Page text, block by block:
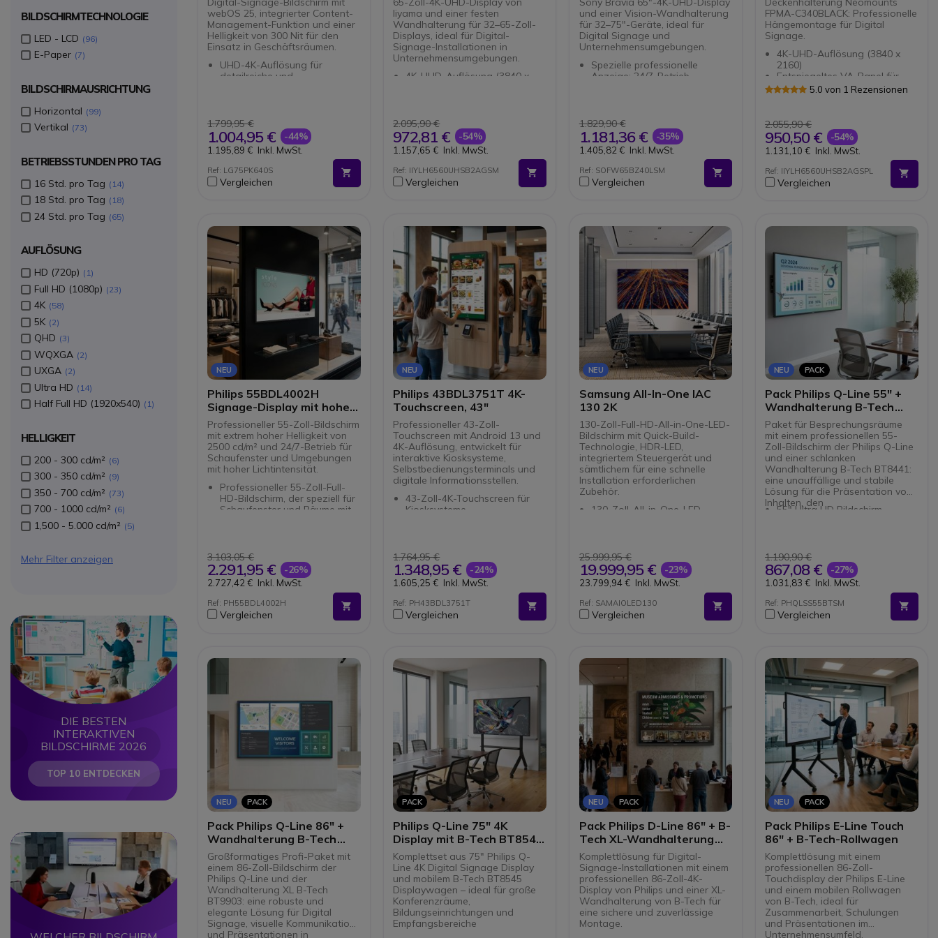
webOS 25, integrierter Content-
Management-Funktion und einer
Helligkeit von 300 Nit für den
Einsatz in Geschäftsräumen.
UHD-4K-Auflösung für
detailreiche und
Benutzeroberfläche
Integrierte Inhaltsverwaltung
ohne externen PC
Helligkeit von 300 nit ideal für
kontrollierte Innenräume
Schlankes Design für elegante
und platzsparende
Inhaltsverwaltung
1.799,95 €
1.004,95 € -44%
1.195,89 € Inkl. MwSt.
Ref: LG75PK640S
Vergleichen
Iiyama und einer festen
Wandhalterung für 32–65-Zoll-
Displays, ideal für Digital-
Signage-Installationen in
Unternehmensumgebungen.
4K-UHD-Auflösung (3840 x
Android 11 OS und iiSignage²
integriert
Kompatibilität: Bildschirme von
32 bis 75 Zoll
Maximale Traglast: 100 kg
Halterungstyp: fest
2.095,90 €
972,81 € -54%
1.157,65 € Inkl. MwSt.
Ref: IIYLH6560UHSB2AGSM
Vergleichen
und einer Vision-Wandhalterung
für 32–75"-Geräte, ideal für
Digital Signage und
Unternehmensumgebungen.
Spezielle professionelle
Anzeige: 24/7-Betrieb
detaillierte Bilder
Kompatibilität: Bildschirme von
32 bis 75 Zoll
Maximale Traglast: 100 kg
Halterungstyp: fest
1.829,90 €
1.181,36 € -35%
1.405,82 € Inkl. MwSt.
Ref: SOFW65BZ40LSM
Vergleichen
C340BLACK
FPMA-C340BLACK: Professionelle
Hängemontage für Digital
Signage.
4K-UHD-Auflösung (3840 x
2160)
Entspiegeltes VA-Panel für
maximale Klarheit
Voll bewegliche
Deckenhalterung für 32-75"
Bildschirme
Maximale Belastbarkeit: 50 kg
Flexibel einstellbar mit 25°
Neigung, 360° Drehung, 6°
Rotation
5.0 von 1 Rezensionen
2.055,90 €
950,50 € -54%
1.131,10 € Inkl. MwSt.
Ref: IIYLH6560UHSB2AGSPL
Vergleichen
NEU
Philips 55BDL4002H
Signage-Display mit hoher
Helligkeit (2500 nits)
Professioneller 55-Zoll-Bildschirm
mit extrem hoher Helligkeit von
2500 cd/m² und 24/7-Betrieb für
Schaufenster und Umgebungen
mit hoher Lichtintensität.
Professioneller 55-Zoll-Full-
HD-Bildschirm, der speziell für
Schaufenster und Räume mit
Ultrahohe Helligkeit von 2500
cd/m² für hervorragende
Sichtbarkeit auch bei starker
Lichteinstrahlung.
Dauerbetrieb rund um die Uhr
für anspruchsvolle Digital-
Signage-Anwendungen.
Umgebungslichtsensor zur
automatischen Anpassung der
Bildschirmhelligkeit.
Integrierter OPS-Steckplatz
zum Einbau eines PCs oder
Android-Moduls ohne
DisplayPort-, LAN- und RS232-
Anschlüssen.
3.103,05 €
2.291,95 € -26%
2.727,42 € Inkl. MwSt.
Ref: PH55BDL4002H
Vergleichen
NEU
Philips 43BDL3751T 4K-
Touchscreen, 43"
Professioneller 43-Zoll-
Touchscreen mit Android 13 und
4K-Auflösung, entwickelt für
interaktive Kiosksysteme,
Selbstbedienungsterminals und
digitale Informationsstellen.
43-Zoll-4K-Touchscreen für
Kiosksysteme,
simultanen Berührungspunkten
für eine flüssige Interaktion.
Integriertes Android 13 zum
Ausführen von Anwendungen
ohne externen Mediaplayer.
24/7-Betrieb – entwickelt für
professionelle Umgebungen
Innenräumen.
Wi-Fi 6 und Bluetooth 5.2 mit
USB-C-, HDMI-, DisplayPort-,
LAN- und OPS-Anschlüssen.
Kompatibel mit PPDS Wave für
Fernverwaltung,
-überwachung und -wartung.
1.764,95 €
1.348,95 € -24%
1.605,25 € Inkl. MwSt.
Ref: PH43BDL3751T
Vergleichen
NEU
Samsung All-In-One IAC
130 2K
130-Zoll-Full-HD-All-in-One-LED-
Bildschirm mit Quick-Build-
Technologie, HDR-LED,
integriertem Steuergerät und
sämtlichem für eine schnelle
Installation erforderlichen
Zubehör.
130-Zoll-All-in-One-LED-
Auditorien.
Quick-Build-Installation, mit
der die Montage in etwa zwei
Stunden abgeschlossen
werden kann.
HDR-LED und Dynamic
Peaking zur Verbesserung von
komplexe Konfigurationen
Inbetriebnahme beschleunigt.
Lieferumfang: serienmäßig mit
Wandhalterungen,
Lautsprechern und
Zierrahmen.
Multiscreen-Anschluss zur
Kombination mehrerer
Bildschirme in großen
Besprechungsräumen.
25.999,95 €
19.999,95 € -23%
23.799,94 € Inkl. MwSt.
Ref: SAMAIOLED130
Vergleichen
NEU PACK
Pack Philips Q-Line 55" +
Wandhalterung B-Tech
BT8441
Paket für Besprechungsräume
mit einem professionellen 55-
Zoll-Bildschirm der Philips Q-Line
und einer schlanken
Wandhalterung B-Tech BT8441:
eine unauffällige und stabile
Lösung für die Präsentation von
Inhalten, den
Informationsaustausch und die
55" Ultra HD Bildschirm
Netzwerk mit CMND & Control
Schlanke Wandhalterung für
Bildschirme bis zu 65" mit einer
maximalen Tragkraft von 80
kg
VESA-Kompatibilität bis zu 455
x 400 für große professionelle
unauffällige Installationen
1.190,90 €
867,08 € -27%
1.031,83 € Inkl. MwSt.
Ref: PHQLSS55BTSM
Vergleichen
NEU PACK
Pack Philips Q-Line 86" +
Wandhalterung B-Tech
BT9903
Großformatiges Profi-Paket mit
einem 86-Zoll-Bildschirm der
Philips Q-Line und der
Wandhalterung XL B-Tech
BT9903: eine robuste und
elegante Lösung für Digital
Signage, visuelle Kommunikation
und Präsentationen in
PACK
Philips Q-Line 75" 4K
Display mit B-Tech BT8545
Rollwagen
Komplettset aus 75" Philips Q-
Line 4K Digital Signage Display
und mobilem B-Tech BT8545
Displaywagen – ideal für große
Konferenzräume,
Bildungseinrichtungen und
Empfangsbereiche
NEU PACK
Pack Philips D-Line 86" + B-
Tech XL-Wandhalterung
für Digital Signage
Komplettlösung für Digital-
Signage-Installationen mit einem
professionellen 86-Zoll-4K-
Display von Philips und einer XL-
Wandhalterung von B-Tech für
eine sichere und zuverlässige
Montage.
NEU PACK
Pack Philips E-Line Touch
86" + B-Tech-Rollwagen
Komplettlösung mit einem
professionellen 86-Zoll-
Touchdisplay der Philips E-Line
und einem mobilen Rollwagen
von B-Tech, ideal für
Zusammenarbeit, Schulungen
und Präsentationen im
Unternehmensumfeld.
BILDSCHIRMTECHNOLOGIE
LED - LCD 96
E-Paper 7
BILDSCHIRMAUSRICHTUNG
Horizontal 99
Vertikal 73
BETRIEBSSTUNDEN PRO TAG
16 Std. pro Tag 14
18 Std. pro Tag 18
24 Std. pro Tag 65
AUFLÖSUNG
HD (720p) 1
Full HD (1080p) 23
4K 58
5K 2
QHD 3
WQXGA 2
UXGA 2
Ultra HD 14
Half Full HD (1920x540) 1
HELLIGKEIT
200 - 300 cd/m² 6
300 - 350 cd/m² 9
350 - 700 cd/m² 73
700 - 1000 cd/m² 6
1,500 - 5.000 cd/m² 5
Mehr Filter anzeigen
Circle
Circle
DIE BESTEN
INTERAKTIVEN
BILDSCHIRME 2026
TOP 10 ENTDECKEN
Circle
Circle